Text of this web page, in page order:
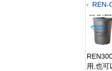
等原因
害，有
射线
式xγ射
计算机
放射性
REN-
用,也可